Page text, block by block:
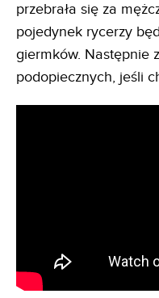
przebrała się za
pojedynek rycerzy
giermków. Następnie
podopiecznych, jeśli